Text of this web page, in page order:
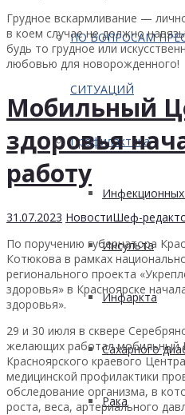
ПО ВОПРОСАМ
СИТУАЦИЙ
Профилактика
Инсульта
Инфаркта
Сахарного
Рака
Грудное вскармливание —
в коем случае не должно
будь то грудное или
любовью для новорожденного!
Мобильный
здоровья
работу
31.07.2023 НовостиШеф-
По поручению губернатора
Котюкова в рамках
регионального проекта
здоровья» в Красноярске
здоровья».
29 и 30 июля в сквере
желающих работал мобильный
Красноярского краевого
медицинской профилактики
обследование организма, в
роста, веса, артериального